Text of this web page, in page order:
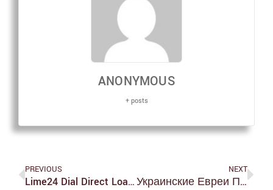
ANONYMOUS
+ posts
PREVIOUS
Lime24 Dial Direct Loans Credit Evaluate
NEXT
Украинские Евреи Предлагают Запретить Въезд В Израиль ..